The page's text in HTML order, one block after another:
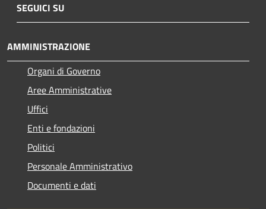
SEGUICI SU
AMMINISTRAZIONE
Organi di Governo
Aree Amministrative
Uffici
Enti e fondazioni
Politici
Personale Amministrativo
Documenti e dati